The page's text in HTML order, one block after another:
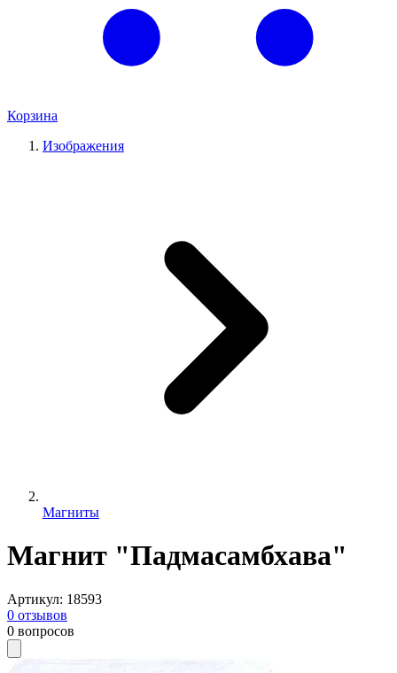
Корзина
Изображения
Магниты
Магнит "Падмасамбхава"
Артикул: 18593
0 отзывов
0 вопросов